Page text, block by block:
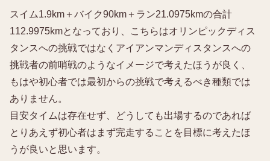
スイム1.9km＋バイク90km＋ラン21.0975kmの合計
112.9975kmとなっており、こちらはオリンピックディス
タンスへの挑戦ではなくアイアンマンディスタンスへの
挑戦者の前哨戦のようなイメージで考えたほうが良く、
もはや初心者では最初からの挑戦で考えるべき種類では
ありません。
目安タイムは存在せず、どうしても出場するのであれば
とりあえず初心者はまず完走することを目標に考えたほ
うが良いと思います。